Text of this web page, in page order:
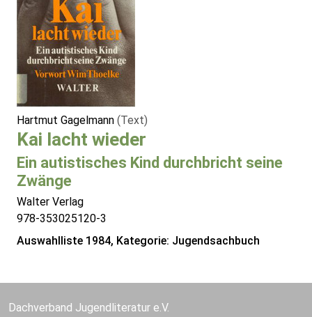
Hartmut Gagelmann (Text)
Kai lacht wieder
Ein autistisches Kind durchbricht seine
Zwänge
Walter Verlag
978-353025120-3
Auswahlliste 1984, Kategorie: Jugendsachbuch
Dachverband Jugendliteratur e.V.